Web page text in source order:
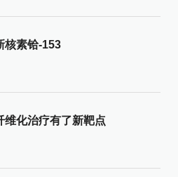
核素铪-153
维化治疗有了新靶点